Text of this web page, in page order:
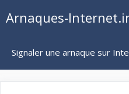
auArnaques-
Signaler une arnaque sur